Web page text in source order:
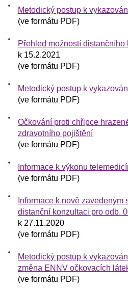
Metodický postup k
(ve formátu PDF)
Přehled možností distančního
k 15.2.2021
(ve formátu PDF)
Metodický postup k
(ve formátu PDF)
Očkování proti chřipce
zdravotního pojištění
(ve formátu PDF)
Informace k výkonu
(ve formátu PDF)
Informace k nově zavedeným
distanční konzultaci pro odb.
k 27.11.2020
(ve formátu PDF)
Metodický postup k
změna ENNV očkovacích
(ve formátu PDF)